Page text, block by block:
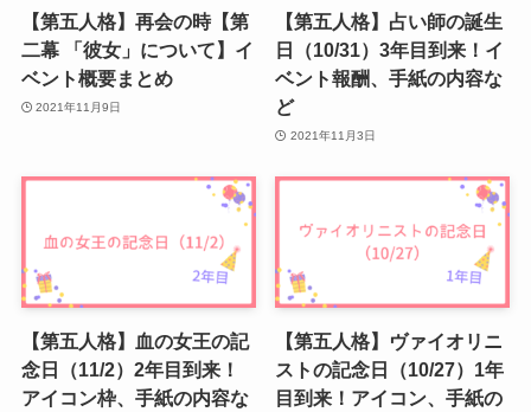
【第五人格】再会の時【第
二幕 「彼女」について】イ
ベント概要まとめ
2021年11月9日
【第五人格】占い師の誕生
日（10/31）3年目到来！イ
ベント報酬、手紙の内容な
ど
2021年11月3日
【第五人格】血の女王の記
念日（11/2）2年目到来！
アイコン枠、手紙の内容な
【第五人格】ヴァイオリニ
ストの記念日（10/27）1年
目到来！アイコン、手紙の